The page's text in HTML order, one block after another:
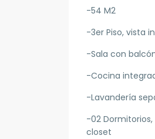
-54 M2
-3er Piso, vista
-Sala con
-Cocina
-Lavandería
-02
closet